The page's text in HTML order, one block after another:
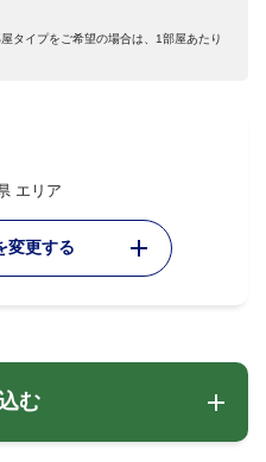
タイプをご希望の場合は、1部屋あたり
エリア
変更する
む